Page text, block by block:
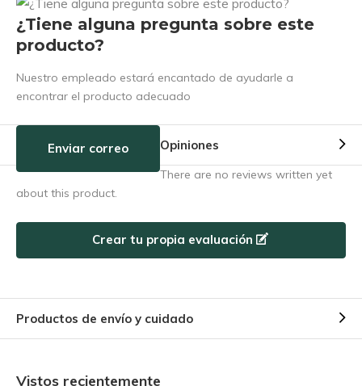
¿Tiene alguna pregunta sobre este
producto?
Nuestro empleado estará encantado de ayudarle a
encontrar el producto adecuado
Enviar correo Opiniones
There are no reviews written yet
about this product.
Crear tu propia evaluación
Productos de envío y cuidado
Vistos recientemente